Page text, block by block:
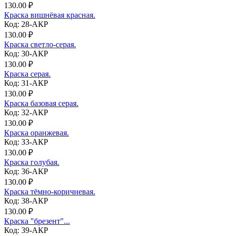
130.00 ₽
Краска вишнёвая красная.
Код: 28-АКР
130.00 ₽
Краска светло-серая.
Код: 30-АКР
130.00 ₽
Краска серая.
Код: 31-АКР
130.00 ₽
Краска базовая серая.
Код: 32-АКР
130.00 ₽
Краска оранжевая.
Код: 33-АКР
130.00 ₽
Краска голубая.
Код: 36-АКР
130.00 ₽
Краска тёмно-коричневая.
Код: 38-АКР
130.00 ₽
Краска "брезент"...
Код: 39-АКР